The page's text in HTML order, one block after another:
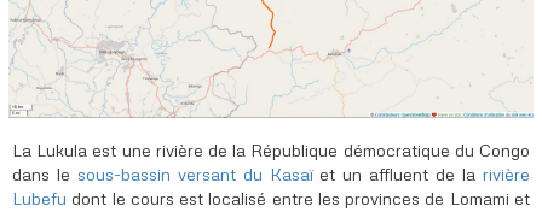
La Lukula est une rivière de la République démocratique du Congo
dans le sous-bassin versant du Kasaïet un affluent de larivière
Lubefu dont le cours est localisé entre les provinces de Lomami et